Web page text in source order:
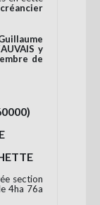
créancier
y
de
section
4ha 76a